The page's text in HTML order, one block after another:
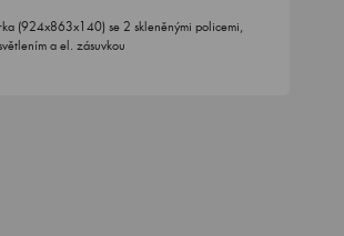
(924x863x140) se 2 skleněnými policemi,
a el. zásuvkou